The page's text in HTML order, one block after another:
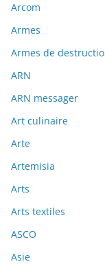
Arcom
Armes
Armes de
ARN
ARN messager
Art culinaire
Arte
Artemisia
Arts
Arts textiles
ASCO
Asie